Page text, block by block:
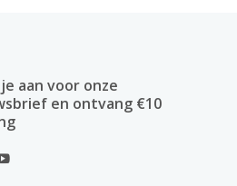
aan voor onze
en ontvang €10